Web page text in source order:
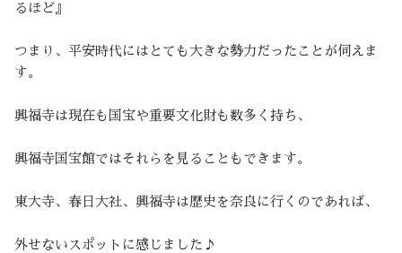
るほど』
つまり、平安時代にはとても大きな勢力だったことが伺えま
す。
興福寺は現在も国宝や重要文化財も数多く持ち、
興福寺国宝館ではそれらを見ることもできます。
東大寺、春日大社、興福寺は歴史を奈良に行くのであれば、
外せないスポットに感じました♪